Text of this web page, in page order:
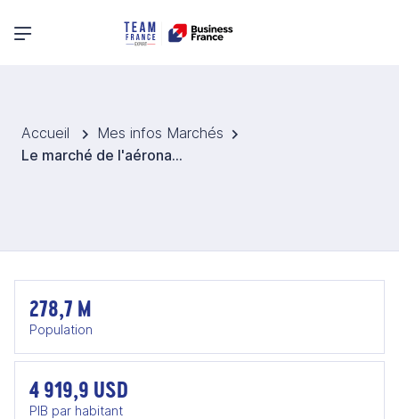
Menu principal
Accueil
Mes infos Marchés
Le marché de l'aéronautique et du spatial en Indonésie
278,7 M
Population
4 919,9 USD
PIB par habitant